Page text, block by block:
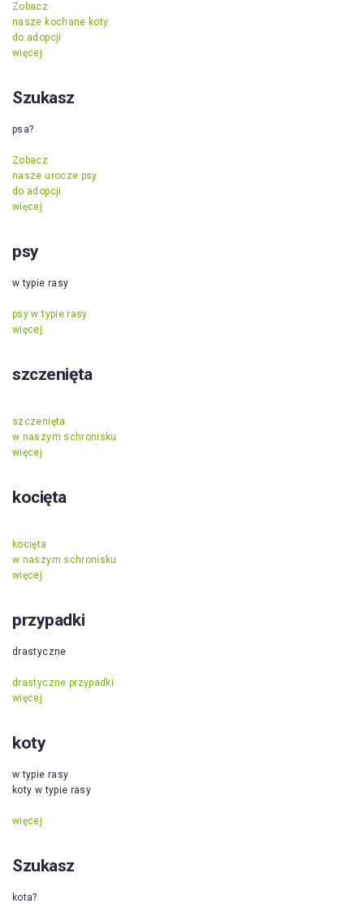
Zobacz
nasze kochane koty
do adopcji
więcej
Szukasz
psa?
Zobacz
nasze urocze psy
do adopcji
więcej
psy
w typie rasy
psy w typie rasy
więcej
szczenięta
szczenięta
w naszym schronisku
więcej
kocięta
kocięta
w naszym schronisku
więcej
przypadki
drastyczne
drastyczne przypadki
więcej
koty
w typie rasy
koty w typie rasy
więcej
Szukasz
kota?